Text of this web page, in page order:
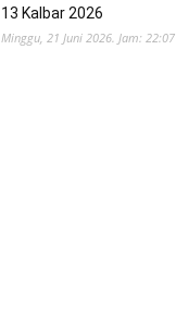
13 Kalbar 2026
Minggu, 21 Juni 2026. Jam: 22:07